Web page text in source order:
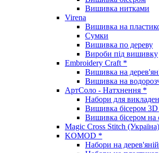
Вишивка нитками
Virena
Вишивка на
Сумки
Вишивка по дереву
Вироби під вишивку
Embroidery Craft *
Вишивка на
Вишивка на
АртСоло - Натхнення *
Набори для
Вишивка бісером
Вишивка бісером на
Magic Cross Stitch (Україна)
KOMOD *
Набори на